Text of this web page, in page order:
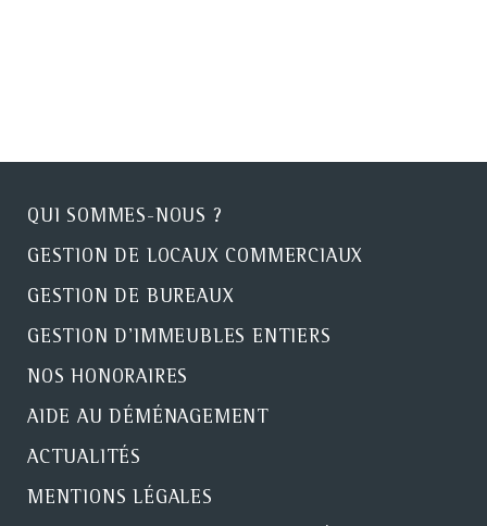
QUI SOMMES-NOUS ?
GESTION DE LOCAUX COMMERCIAUX
GESTION DE BUREAUX
GESTION D'IMMEUBLES ENTIERS
NOS HONORAIRES
AIDE AU DÉMÉNAGEMENT
ACTUALITÉS
MENTIONS LÉGALES